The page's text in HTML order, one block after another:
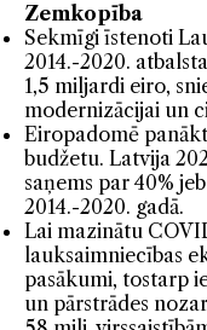
Zemkopība
Sekmīgi īstenoti
2014.-2020.
1,5 miljardi eiro,
modernizācijai un
Eiropadomē
budžetu. Latvija
saņems par 40%
2014.-2020. gadā.
Lai mazinātu
lauksaimniecības
pasākumi, tostarp
un pārstrādes